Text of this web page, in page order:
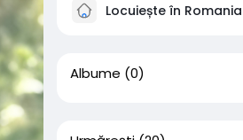
Locuiește în Romania
Albume (0)